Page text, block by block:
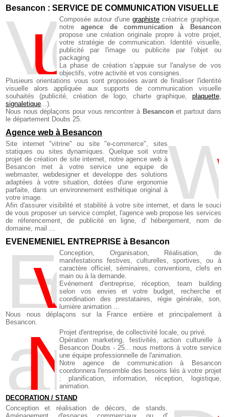
Besancon : SERVICE DE COMMUNICATION VISUELLE
Vue , création
Composée autour d'unegraphiste créatrice graphique,
notre agence de communication à Besancon
propose une création originale propre à votre projet,
votre stratégie de communication. Identité visuelle,
publicité par l'image ou publicite par l'objet ou
packaging
La phase de création s'appuie sur l'analyse de vos
objectifs, votre activité et vos consignes.
Plusieurs orientations vous sont proposées avant de finaliser l'identité
visuelle alors appliquée aux supports de communication visuelle
souhaités (publicité, création de logo,charte graphique, plaquette,
signaletique...).
Nous nous déplaçons pour vous rencontrer à Besancon et partout dans
le département Doubs 25.
Agence web à Besancon W
Site internet "vitrine" ou site "e-commerce", sites
statiques ou sites dynamiques. Quelque soit votre
projet de création de site internet, notre agence web à
Besancon met à votre service une equipe de
webmaster, webdesigner et developpe des solutions
adaptées à votre situation, dotées d'une ergonomie
parfaite, dans un environnement esthétique original à
votre image.
Afin d'assurer visibilité et stabilité à votre site internet, et dans le souci
de vous proposer un service complet, l'agence web propose les services
de réferencement, de publicité en ligne, d' hébergement, nom de
domaine, mail ...
EVENEMENIEL ENTREPRISE à Besancon
Evenemt
Conception, Organisation, Réalisation, de
manifestations festives, culturelles, sportives, ou à
caractère officiel, séminaires, conventions, clefs en
main ou à la demande.
Evénement d'entreprise, réception, team building
selon vos envies et votre budget, recherche et
coordination des prestataires, régie générale, son,
lumière animation ...
Nous nous déplaçons sur la France entière et principalement à
Besancon.
aNimation
Projet d'entreprise, de collectivité locale, ou privé.
Opération marketing, festivités, action culturelle à
Besancon Doubs - 25... nous mettons à votre service
une équipe professionnelle de l'animation.
Notre agence de communication à Besancon
coordonnera l'ensemble des besoins liés à votre projet
: planification, information, réception, logistique,
animation.
DECORATION / STAND
Conception et réalisation de décors, de stands.